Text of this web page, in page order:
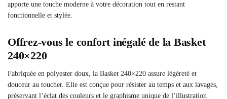
apporte une touche moderne à votre décoration tout en restant
fonctionnelle et stylée.
Offrez-vous le confort inégalé de la Basket
240×220
Fabriquée en polyester doux, la Basket 240×220 assure légèreté et
douceur au toucher. Elle est conçue pour résister au temps et aux lavages,
préservant l’éclat des couleurs et le graphisme unique de l’illustration